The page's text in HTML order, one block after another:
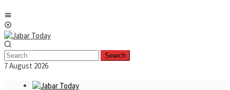
to
content
Search
7 August 2026